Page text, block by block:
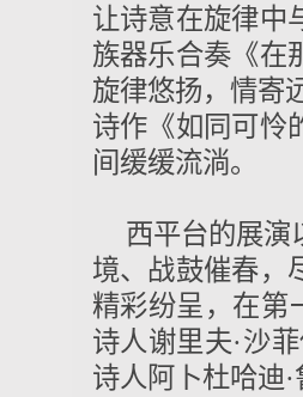
让诗意在旋律中
族器乐合奏《在
旋律悠扬，情寄
诗作《如同可怜
间缓缓流淌。
西平台的展演
境、战鼓催春，
精彩纷呈，在第
诗人谢里夫·沙
诗人阿卜杜哈迪